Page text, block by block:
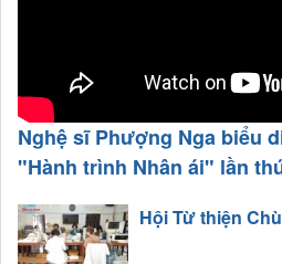
Nghệ sĩ Phượng Nga biểu
"Hành trình Nhân ái" lần
Hội Từ thiện